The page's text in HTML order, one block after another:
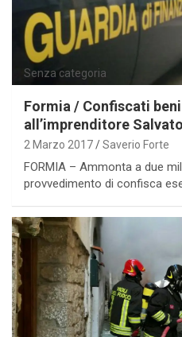
Senza categoria
Formia / Confiscati
all’imprenditore
2 Marzo 2017 Saverio Forte
FORMIA – Ammonta a due
provvedimento di confisca